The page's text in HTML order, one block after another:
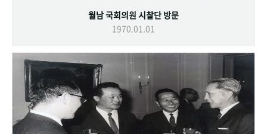
월남 국회의원 시찰단 방문
1970.01.01